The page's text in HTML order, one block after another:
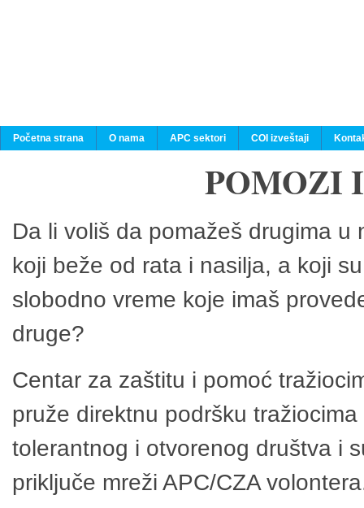
Početna strana O nama APC sektori COI izveštaji
POMOZI
Da li voliš da pomažeš drugima
koji beže od rata i nasilja, a koji
slobodno vreme koje imaš
druge?
Centar za zaštitu i pomoć
pruže direktnu podršku
tolerantnog i otvorenog društva i
priključe mreži APC/CZA